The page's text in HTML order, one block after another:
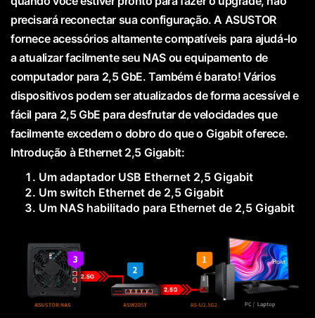
precisará reconectar sua configuração. A ASUSTOR
fornece acessórios altamente compatíveis para ajudá-lo
a atualizar facilmente seu NAS ou equipamento de
computador para 2,5 GbE. Também é barato! Vários
dispositivos podem ser atualizados de forma acessível e
fácil para 2,5 GbE para desfrutar de velocidades que
facilmente excedem o dobro do que o Gigabit oferece.
Introdução à Ethernet 2,5 Gigabit:
Um adaptador USB Ethernet 2,5 Gigabit
Um switch Ethernet de 2,5 Gigabit
Um NAS habilitado para Ethernet de 2,5 Gigabit